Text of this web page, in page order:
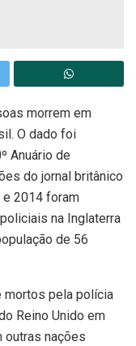
morrem em
O dado foi
Anuário de
do jornal britânico
e 2014 foram
na Inglaterra
de 56
mortos pela polícia
Reino Unido em
outras nações